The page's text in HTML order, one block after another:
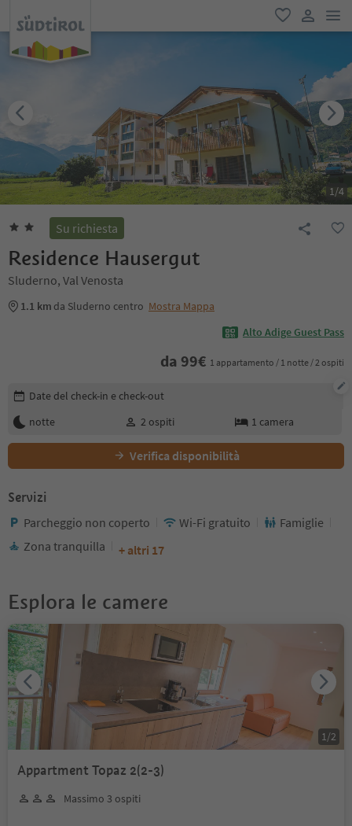
favoriti
user link
1/4
Su richiesta
Residence Hausergut
Sluderno, Val Venosta
1.1 km da Sluderno centro Mostra Mappa
Alto Adige Guest Pass
da 99€ 1 appartamento / 1 notte / 2 ospiti
Modifica i dettagli della prenotazione
Date del check-in e check-out
notte
2 ospiti 1 camera
Verifica disponibilità
Servizi
Parcheggio non coperto Wi-Fi gratuito
Famiglie
Zona tranquilla
+ altri 17
Esplora le camere
Appartment Topaz 2(2-3)
Massimo 3 ospiti
1 /2